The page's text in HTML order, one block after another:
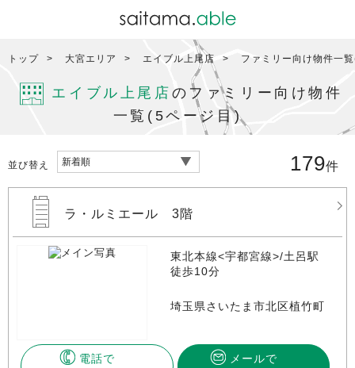
トップ 大宮エリア エイブル上尾店 ファミリー向け物件一
エイブル上尾店 のファミリー向け物件
一覧(5ページ目)
並び替え 179件
ラ・ルミエール 3階
東北本線<宇都宮線>/土呂駅
徒歩10分
埼玉県さいたま市北区植竹町
電話で
メールで